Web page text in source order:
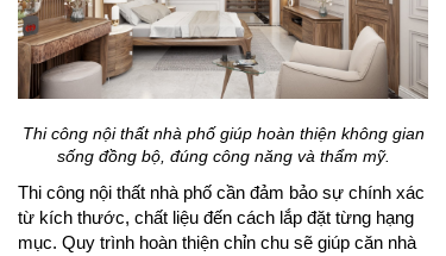
Thi công nội thất nhà phố giúp hoàn thiện không gian
sống đồng bộ, đúng công năng và thẩm mỹ.
Thi công nội thất nhà phố cần đảm bảo sự chính xác
từ kích thước, chất liệu đến cách lắp đặt từng hạng
mục. Quy trình hoàn thiện chỉn chu sẽ giúp căn nhà